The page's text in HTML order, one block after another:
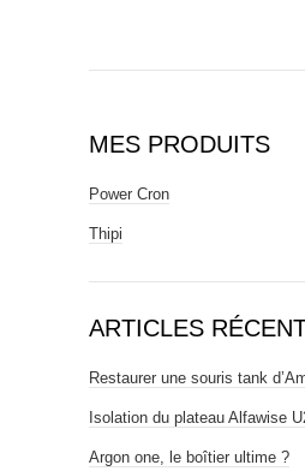
MES PRODUITS
Power Cron
Thipi
ARTICLES
Restaurer une souris tank
Isolation du plateau Alfawise
Argon one, le boîtier ultime ?